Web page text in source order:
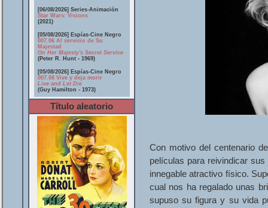
[06/08/2026] Series-Animación
Star Wars: Visions
(2021)
[05/08/2026] Espías-Cine Negro
007.06 Al servicio de Su
Majestad
On Her Majesty's Secret Service
(Peter R. Hunt - 1969)
[05/08/2026] Espías-Cine Negro
007.08 Vive y deja morir
Live and Let Die
(Guy Hamilton - 1973)
Título aleatorio
Con motivo del centenario
películas para reivindicar
innegable atractivo físico.
cual nos ha regalado unas
supuso su figura y su vida